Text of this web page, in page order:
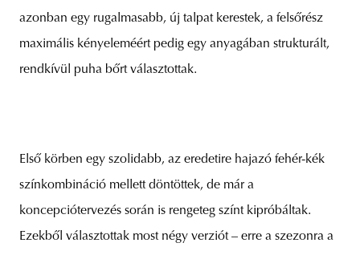
azonban egy rugalmasabb, új talpat kerestek, a felsőrész
maximális kényeleméért pedig egy anyagában strukturált,
rendkívül puha bőrt választottak.
Első körben egy szolidabb, az eredetire hajazó fehér-kék
színkombináció mellett döntöttek, de már a
koncepciótervezés során is rengeteg színt kipróbáltak.
Ezekből választottak most négy verziót – erre a szezonra a